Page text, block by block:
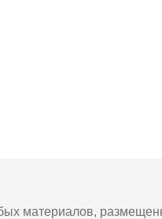
материалов,